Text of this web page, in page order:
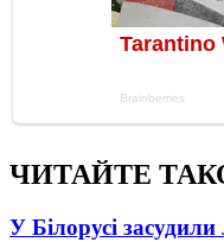
ЧИТАЙТЕ
У Білорусі